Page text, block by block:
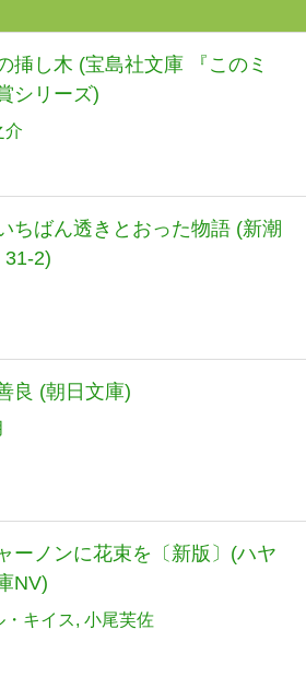
挿し木 (宝島社文庫 『このミ
シリーズ)
介
ちばん透きとおった物語 (新潮
31-2)
良 (朝日文庫)
ーノンに花束を〔新版〕(ハヤ
NV)
・キイス 小尾芙佐